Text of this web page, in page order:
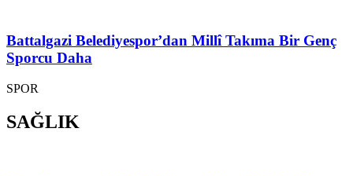
Battalgazi Belediyespor’dan Millî Takıma Bir Genç
Sporcu Daha
SPOR
SAĞLIK